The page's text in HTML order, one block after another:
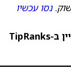
נסו עכשיו
ראו את המניות החמות של בעלי העניין ב-TipRanks